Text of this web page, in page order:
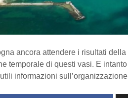
ancora attendere i risultati della
temporale di questi vasi. E
informazioni